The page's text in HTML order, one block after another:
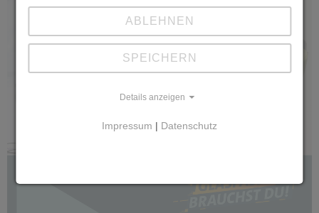
play_circle
ABLEHNEN
SPEICHERN
Details anzeigen
Impressum | Datenschutz